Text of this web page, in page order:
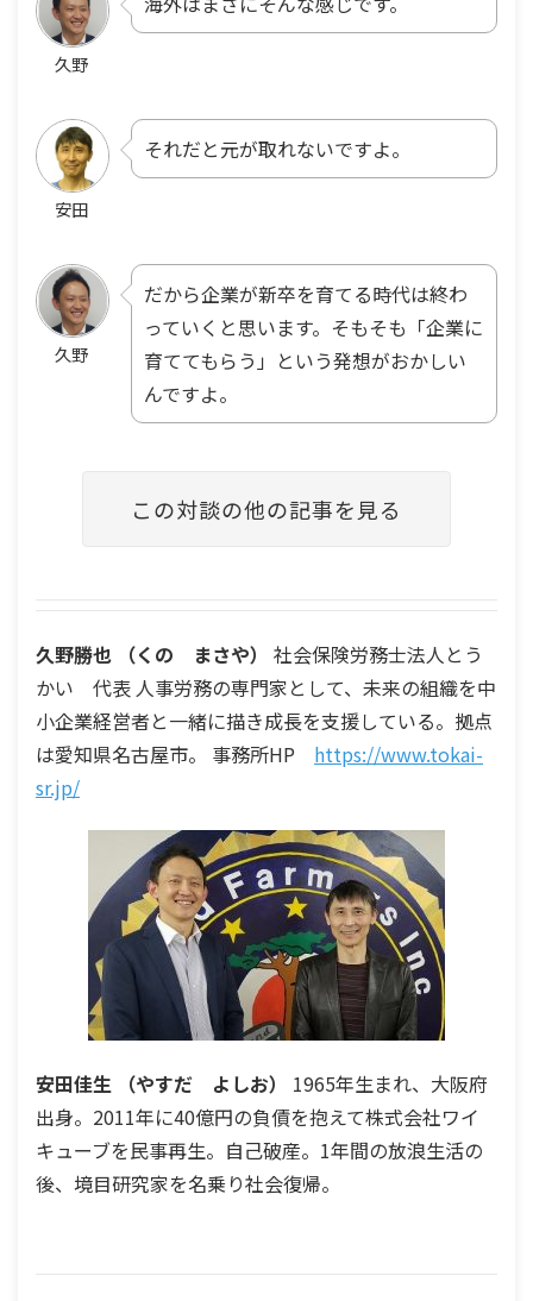
久野
安田
それだと元が取れないですよ。
久野
だから企業が新卒を育てる時代は終わ
っていくと思います。そもそも「企業に
育ててもらう」という発想がおかしい
んですよ。
この対談の他の記事を見る
久野勝也 （くの まさや） 社会保険労務士法人とう
かい 代表 人事労務の専門家として、未来の組織を中
小企業経営者と一緒に描き成長を支援している。拠点
は愛知県名古屋市。 事務所HP https://www.tokai-
sr.jp/
安田佳生 （やすだ よしお） 1965年生まれ、大阪府
出身。2011年に40億円の負債を抱えて株式会社ワイ
キューブを民事再生。自己破産。1年間の放浪生活の
後、境目研究家を名乗り社会復帰。